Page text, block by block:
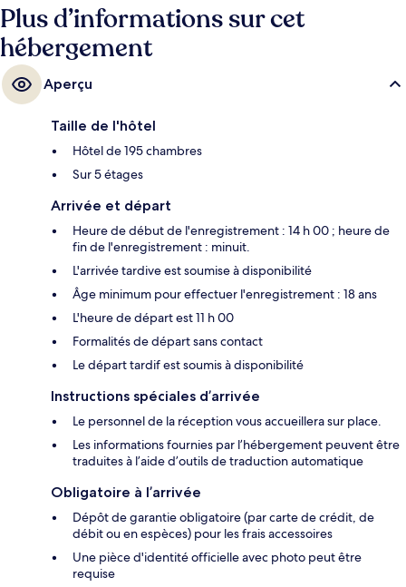
Plus d’informations sur cet
hébergement
Aperçu
Taille de l'hôtel
Hôtel de 195 chambres
Sur 5 étages
Arrivée et départ
Heure de début de l'enregistrement : 14 h 00 ; heure de
fin de l'enregistrement : minuit.
L'arrivée tardive est soumise à disponibilité
Âge minimum pour effectuer l'enregistrement : 18 ans
L'heure de départ est 11 h 00
Formalités de départ sans contact
Le départ tardif est soumis à disponibilité
Instructions spéciales d’arrivée
Le personnel de la réception vous accueillera sur place.
Les informations fournies par l’hébergement peuvent être
traduites à l’aide d’outils de traduction automatique
Obligatoire à l’arrivée
Dépôt de garantie obligatoire (par carte de crédit, de
débit ou en espèces) pour les frais accessoires
Une pièce d'identité officielle avec photo peut être
requise